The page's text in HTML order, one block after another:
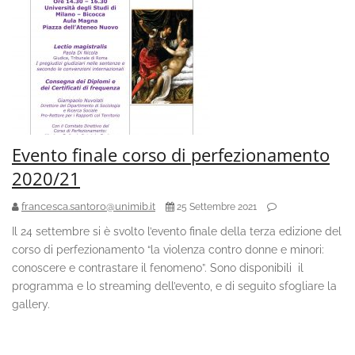
Evento finale corso di perfezionamento
2020/21
francesca.santoro@unimib.it 25 Settembre 2021
Il 24 settembre si è svolto l’evento finale della terza edizione del
corso di perfezionamento “la violenza contro donne e minori:
conoscere e contrastare il fenomeno”. Sono disponibili il
programma e lo streaming dell’evento, e di seguito sfogliare la
gallery.